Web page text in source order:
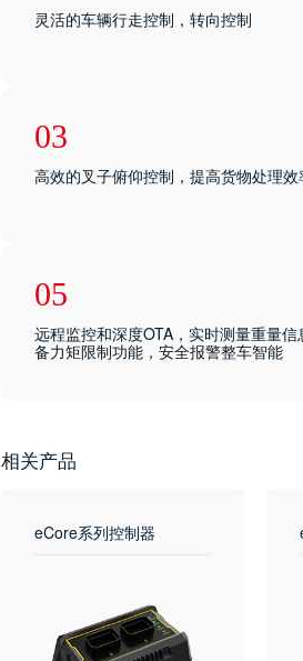
灵活的车辆行走控制，转向控制
03
高效的叉子俯仰控制，提高货物处理效
05
远程监控和深度OTA，实时测量重量信
备力矩限制功能，安全报警整车智能
相关产品
eCore系列控制器